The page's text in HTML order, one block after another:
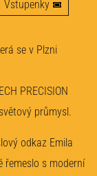
Vstupenky
se v Plzni
PRECISION
průmysl.
odkaz Emila
řemeslo s moderní